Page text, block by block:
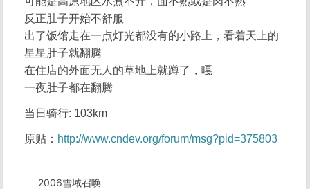
反正肚子开始不舒服
出了饭馆走在一点灯光都没有的小路上，看着天上的
星星肚子就翻腾
在住店的外面无人的草地上就蹲了，嘎
一夜肚子都在翻腾
当日骑行: 103km
原贴： http://www.cndev.org/forum/msg?pid=375803
2006雪域召唤